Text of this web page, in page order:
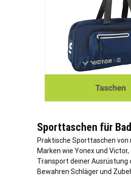
Sporttaschen für
Praktische Sporttaschen
Marken wie Yonex und Victor,
Transport deiner Ausrüstung
Bewahren Schläger und